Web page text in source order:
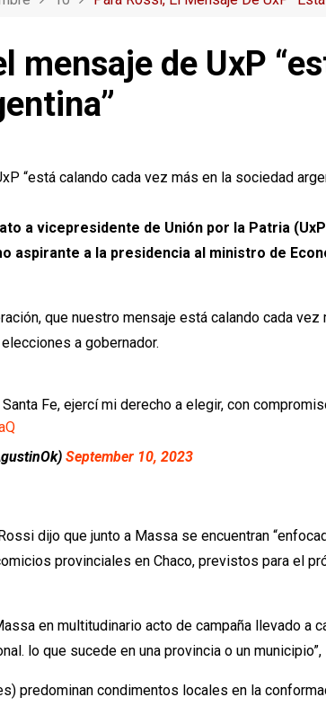
mensaje de UxP
a vicepresidente de Unión por la Patria
aspirante a la presidencia al ministro de
que nuestro mensaje está calando cada
a gobernador.
Fe, ejercí mi derecho a elegir, con
September 10, 2023
dijo que junto a Massa se encuentran
provinciales en Chaco, previstos para el
en multitudinario acto de campaña llevado a
lo que sucede en una provincia o un
predominan condimentos locales en la